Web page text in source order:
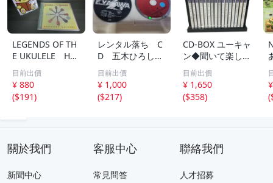
LEGENDS OF TH
E UKULELE HA
WAIIAN MASTER
S ウクレレ ハワ
イ 169
目前出價
¥ 880
($191)
レンタル落ち C
D 五木ひろし
高橋真梨子 他
中古品
目前出價
¥ 1,000
($217)
CD-BOX ユーキャ
ン◆聞いて楽しむ
日本の名作 第1巻
～第16巻 未開封
品混在 木箱付き
目前出價
¥ 1,650
($358)
(
關於我們
新聞中心
客服中心
常見問答
聯絡我們
人才招募